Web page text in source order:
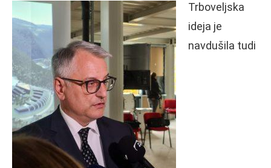
Trboveljska
ideja je
navdušila tudi